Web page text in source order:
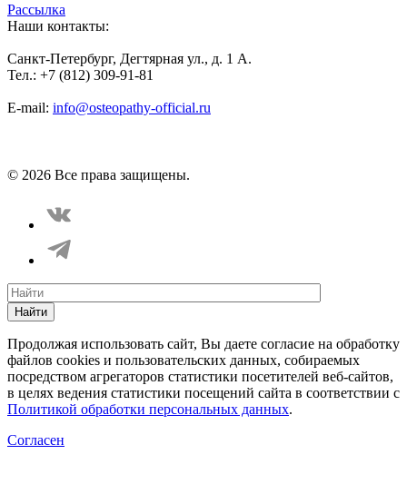
Рассылка
Наши контакты:
Санкт-Петербург, Дегтярная ул., д. 1 А.
Тел.: +7 (812) 309-91-81
E-mail: info@osteopathy-official.ru
© 2026 Все права защищены.
Найти
Продолжая использовать сайт, Вы даете согласие на обработку
файлов cookies и пользовательских данных, собираемых
посредством агрегаторов статистики посетителей веб-сайтов,
в целях ведения статистики посещений сайта в соответствии с
Политикой обработки персональных данных.
Согласен